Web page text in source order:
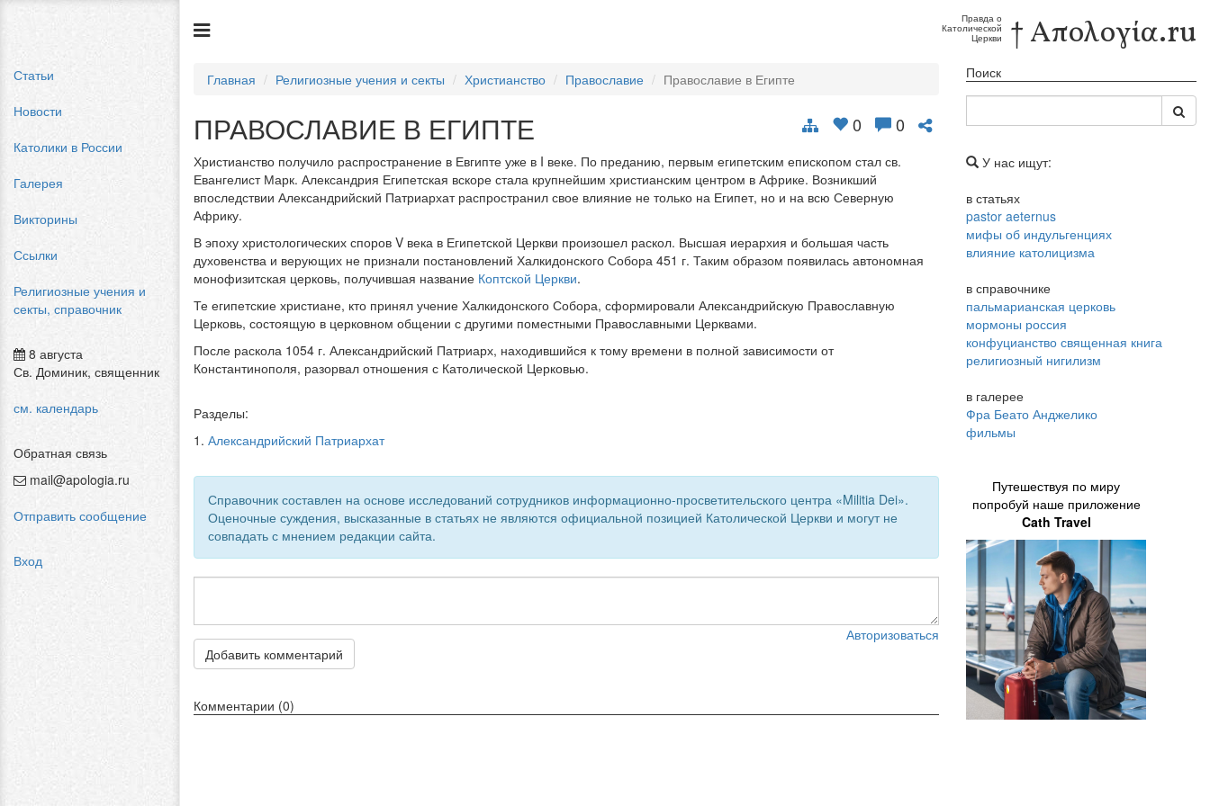
Статьи
Новости
Католики в России
Галерея
Викторины
Ссылки
Религиозные учения и
секты, справочник
8 августа
Св. Доминик, священник
см. календарь
Обратная связь
mail@apologia.ru
Отправить сообщение
Вход
Правда о
Католической
Церкви † Απολογία.ru
Главная Религиозные учения и секты Христианство Православие Православие в Египте
0 0
ПРАВОСЛАВИЕ В ЕГИПТЕ
Христианство получило распространение в Евгипте уже в I веке. По преданию, первым египетским епископом стал св.
Евангелист Марк. Александрия Египетская вскоре стала крупнейшим христианским центром в Африке. Возникший
впоследствии Александрийский Патриархат распространил свое влияние не только на Египет, но и на всю Северную
Африку.
В эпоху христологических споров V века в Египетской Церкви произошел раскол. Высшая иерархия и большая часть
духовенства и верующих не признали постановлений Халкидонского Собора 451 г. Таким образом появилась автономная
монофизитская церковь, получившая название Коптской Церкви.
Те египетские христиане, кто принял учение Халкидонского Собора, сформировали Александрийскую Православную
Церковь, состоящую в церковном общении с другими поместными Православными Церквами.
После раскола 1054 г. Александрийский Патриарх, находившийся к тому времени в полной зависимости от
Константинополя, разорвал отношения с Католической Церковью.
Разделы:
1. Александрийский Патриархат
Справочник составлен на основе исследований сотрудников информационно-просветительского центра «Militia Dei».
Оценочные суждения, высказанные в статьях не являются официальной позицией Католической Церкви и могут не
совпадать с мнением редакции сайта.
Авторизоваться
Добавить комментарий
Комментарии (0)
Поиск
У нас ищут:
в статьях
pastor aeternus
мифы об индульгенциях
влияние католицизма
в справочнике
пальмарианская церковь
мормоны россия
конфуцианство священная книга
религиозный нигилизм
в галерее
Фра Беато Анджелико
фильмы
Путешествуя по миру
попробуй наше приложение
Cath Travel